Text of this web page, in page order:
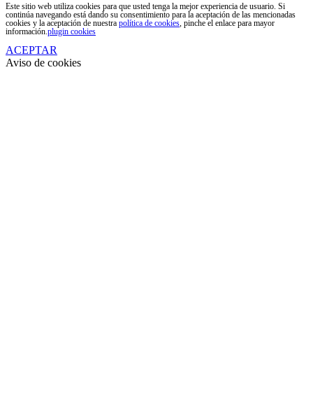
Este sitio web utiliza cookies para que usted tenga la mejor experiencia de usuario. Si
continúa navegando está dando su consentimiento para la aceptación de las mencionadas
cookies y la aceptación de nuestra política de cookies , pinche el enlace para mayor
información. plugin cookies
ACEPTAR
Aviso de cookies